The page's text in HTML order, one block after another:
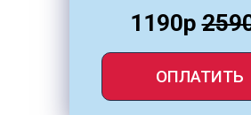
ОПЛАТИТЬ
1190р